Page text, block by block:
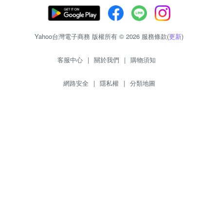
Yahoo台灣電子商務 版權所有 © 2026 服務條款(更新)
客服中心 | 關於我們 | 購物須知
網路安全 | 隱私權 | 分類地圖